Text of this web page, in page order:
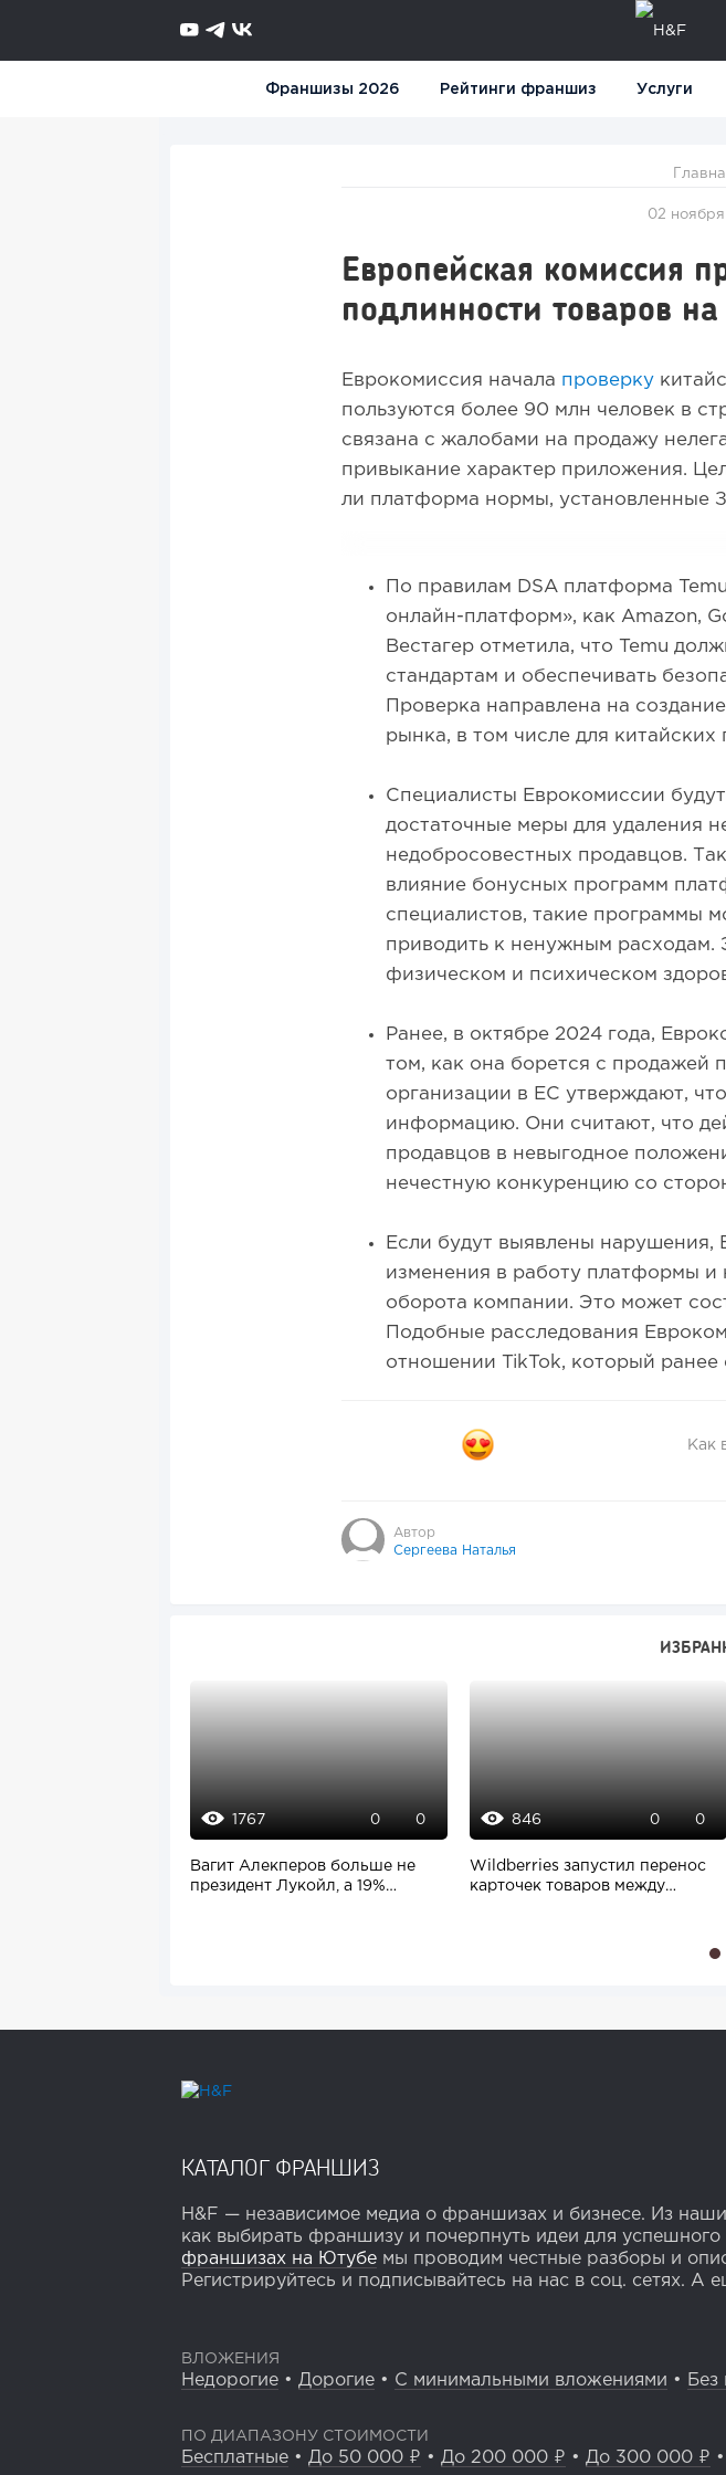
Франшизы 2026 Рейтинги франшиз Услуги
02
Европейская комиссия
подлинности товаров
Еврокомиссия начала проверку
пользуются более 90 млн человек в
связана с жалобами на продажу
привыкание характер приложения.
ли платформа нормы, установленные
По правилам DSA платформа
онлайн-платформ», как Amazon,
Вестагер отметила, что Temu
стандартам и обеспечивать
Проверка направлена на
рынка, в том числе для китайских
Специалисты Еврокомиссии
достаточные меры для удаления
недобросовестных продавцов.
влияние бонусных программ
специалистов, такие программы
приводить к ненужным расходам.
физическом и психическом
Ранее, в октябре 2024 года,
том, как она борется с продажей
организации в ЕС утверждают,
информацию. Они считают, что
продавцов в невыгодное
нечестную конкуренцию со
Если будут выявлены нарушения,
изменения в работу платформы
оборота компании. Это может
Подобные расследования
отношении TikTok, который ранее
Как
Автор
Сергеева Наталья
1767 0 0
Вагит Алекперов больше не
президент Лукойл, а 19%
846 0 0
Wildberries запустил перенос
карточек товаров между
КАТАЛОГ ФРАНШИЗ
H&F — независимое медиа о франшизах и бизнесе. Из
как выбирать франшизу и почерпнуть идеи для успешного
франшизах на Ютубе мы проводим честные разборы и
Регистрируйтесь и подписывайтесь на нас в соц. сетях. А
ВЛОЖЕНИЯ
Недорогие • Дорогие • С минимальными вложениями • Без
ПО ДИАПАЗОНУ СТОИМОСТИ
Бесплатные • До 50 000 ₽ • До 200 000 ₽ • До 300 000 ₽ •